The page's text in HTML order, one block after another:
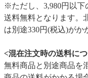
※ただし、3,980円以下
送料無料となります。
は別途330円(税込)がか
<混在注文時の送料に
無料商品と別途商品を